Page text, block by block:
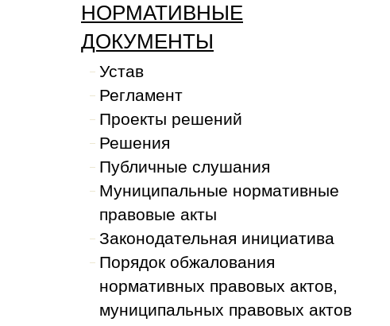
НОРМАТИВНЫЕ
ДОКУМЕНТЫ
Устав
Регламент
Проекты решений
Решения
Публичные слушания
Муниципальные нормативные
правовые акты
Законодательная инициатива
Порядок обжалования
нормативных правовых актов,
муниципальных правовых актов